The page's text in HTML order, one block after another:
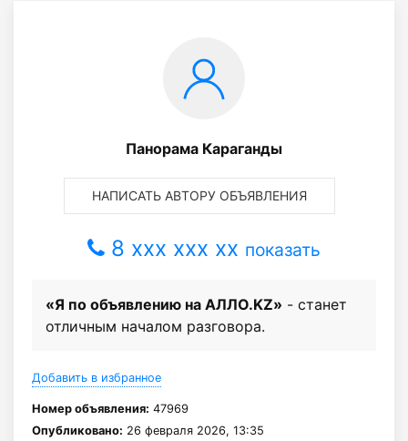
Панорама Караганды
НАПИСАТЬ АВТОРУ ОБЪЯВЛЕНИЯ
8 xxx xxx xx показать
«Я по объявлению на АЛЛО.KZ» - станет
отличным началом разговора.
Добавить в избранное
Номер объявления: 47969
Опубликовано: 26 февраля 2026, 13:35